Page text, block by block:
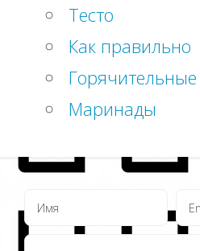
Тесто
Как правильно
Маринады